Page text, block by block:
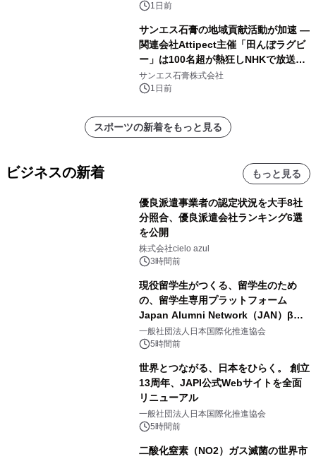
1日前
サンエス石膏の地域貢献活動が加速 ―
関連会社Attipect主催「田んぼラグビ
ー」は100名超が熱狂しNHKで放送さ
れました。
サンエス石膏株式会社
1日前
スポーツの新着をもっと見る
ビジネスの新着 もっと見る
優良派遣事業者の認定状況を大手8社
分照合、優良派遣会社ランキング6選
を公開
株式会社cielo azul
3時間前
現役留学生がつくる、留学生のため
の、留学生専用プラットフォーム
Japan Alumni Network（JAN）β版
をリリース
一般社団法人日本国際化推進協会
5時間前
世界とつながる、日本をひらく。 創立
13周年、JAPI公式Webサイトを全面
リニューアル
一般社団法人日本国際化推進協会
5時間前
二酸化窒素（NO2）ガス滅菌の世界市